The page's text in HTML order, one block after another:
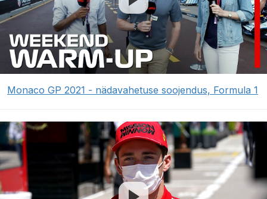
Monaco GP 2021 - nädavahetuse soojendus, Formula 1